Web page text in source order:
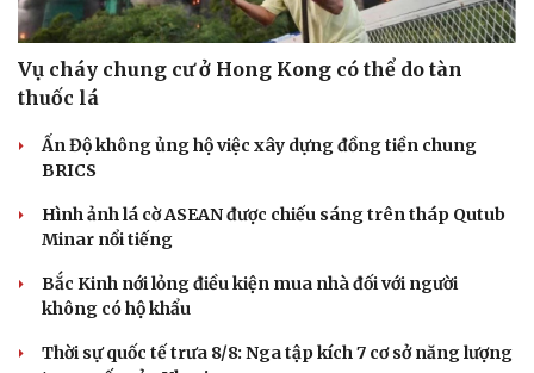
Vụ cháy chung cư ở Hong Kong có thể do tàn
thuốc lá
Ấn Độ không ủng hộ việc xây dựng đồng tiền chung
BRICS
Hình ảnh lá cờ ASEAN được chiếu sáng trên tháp Qutub
Minar nổi tiếng
Bắc Kinh nới lỏng điều kiện mua nhà đối với người
không có hộ khẩu
Thời sự quốc tế trưa 8/8: Nga tập kích 7 cơ sở năng lượng